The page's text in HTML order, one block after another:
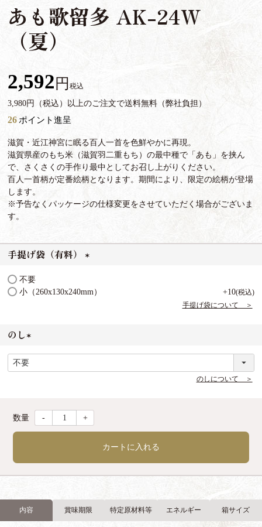
あも歌留多 AK-24W
（夏）
2,592 税込
3,980円（税込）以上のご注文で送料無料（弊社負担）
26 ポイント進呈
滋賀・近江神宮に眠る百人一首を色鮮やかに再現。
滋賀県産のもち米（滋賀羽二重もち）の最中種で「あも」を挟ん
で、さくさくの手作り最中としてお召し上がりください。
百人一首柄が定番絵柄となります。期間により、限定の絵柄が登場
します。
※予告なくパッケージの仕様変更をさせていただく場合がございま
す。
手提げ袋（有料）
不要
小（260x130x240mm）
+10 税込
手提げ袋について ＞
のし
(
必
のしについて ＞
- +
カートに入れる
内容 賞味期限 特定原材料等 エネルギー 箱サイズ